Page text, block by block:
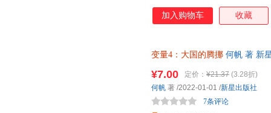
形势的记录。他用102天飞行
东海丰等30余个城市，调研了
你可以重新发现优势，找到破
远方和故乡之间形成互动； 县
技的基地和美好生活的样板；
变成优质的资产；
加入购物车 收藏
变量4：大国的腾挪 何帆 著 新
¥7.00 定价： ¥21.37 (3.28折)
7条评论
何帆 著 /2022-01-01 /新星出版社